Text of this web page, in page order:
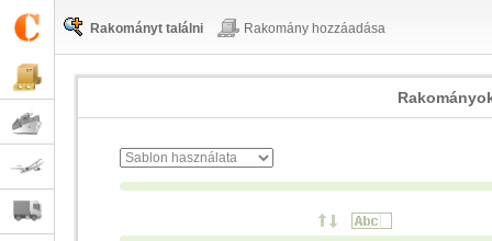
Rakományt találni Rakomány hozzáadása